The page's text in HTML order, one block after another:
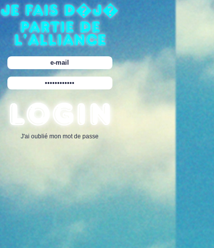
Je fais d�j�
partie de
l'alliance
J'ai oublié mon mot de passe